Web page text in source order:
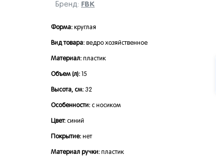
Бренд: FBK
Форма: круглая
Вид товара: ведро хозяйственное
Материал: пластик
Объем (л): 15
Высота, см: 32
Особенности: с носиком
Цвет: синий
Покрытие: нет
Материал ручки: пластик